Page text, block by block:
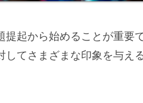
起から始めることが重要
てさまざまな印象を与え